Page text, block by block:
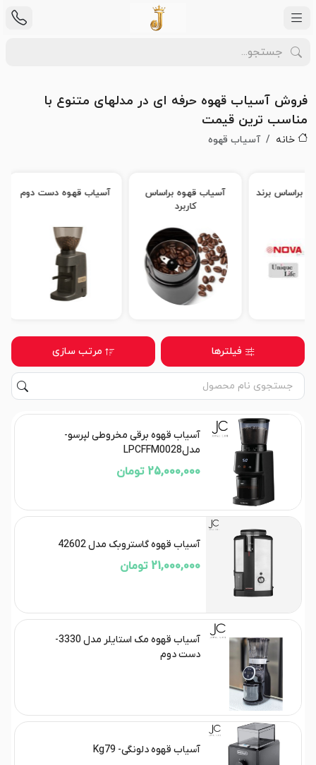
فروش آسیاب قهوه حرفه ای در مدلهای متنوع با
مناسب ترین قیمت
خانه آسیاب قهوه
براساس برند
آسیاب قهوه براساس
کاربرد
آسیاب قهوه دست دوم
فیلترها مرتب سازی
آسیاب قهوه برقی مخروطی لپرسو-
مدلLPCFFM0028
25,000,000 تومان
آسیاب قهوه گاستروبک مدل 42602
21,000,000 تومان
آسیاب قهوه مک استایلر مدل 3330-
دست دوم
آسیاب قهوه دلونگی- Kg79